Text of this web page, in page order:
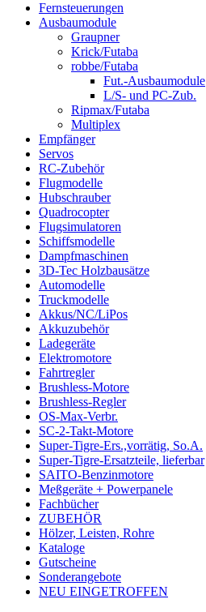
Fernsteuerungen
Ausbaumodule
Graupner
Krick/Futaba
robbe/Futaba
Fut.-Ausbaumodule
L/S- und PC-Zub.
Ripmax/Futaba
Multiplex
Empfänger
Servos
RC-Zubehör
Flugmodelle
Hubschrauber
Quadrocopter
Flugsimulatoren
Schiffsmodelle
Dampfmaschinen
3D-Tec Holzbausätze
Automodelle
Truckmodelle
Akkus/NC/LiPos
Akkuzubehör
Ladegeräte
Elektromotore
Fahrtregler
Brushless-Motore
Brushless-Regler
OS-Max-Verbr.
SC-2-Takt-Motore
Super-Tigre-Ers.,vorrätig, So.A.
Super-Tigre-Ersatzteile, lieferbar
SAITO-Benzinmotore
Meßgeräte + Powerpanele
Fachbücher
ZUBEHÖR
Hölzer, Leisten, Rohre
Kataloge
Gutscheine
Sonderangebote
NEU EINGETROFFEN